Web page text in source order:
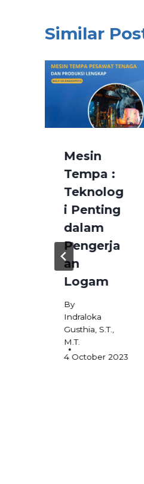
Similar
Mesin
Tempa :
Teknolog
i Penting
dalam
Pengerja
an
Logam
By
Indraloka
Gusthia, S.T.,
M.T.
4 October 2023